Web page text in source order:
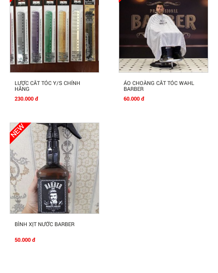
Mua Ngay
LƯỢC CẮT TÓC Y/S CHÍNH
HÃNG
230.000 đ
Mua Ngay
ÁO CHOÀNG CẮT TÓC WAHL
BARBER
60.000 đ
Mua Ngay
BÌNH XỊT NƯỚC BARBER
50.000 đ